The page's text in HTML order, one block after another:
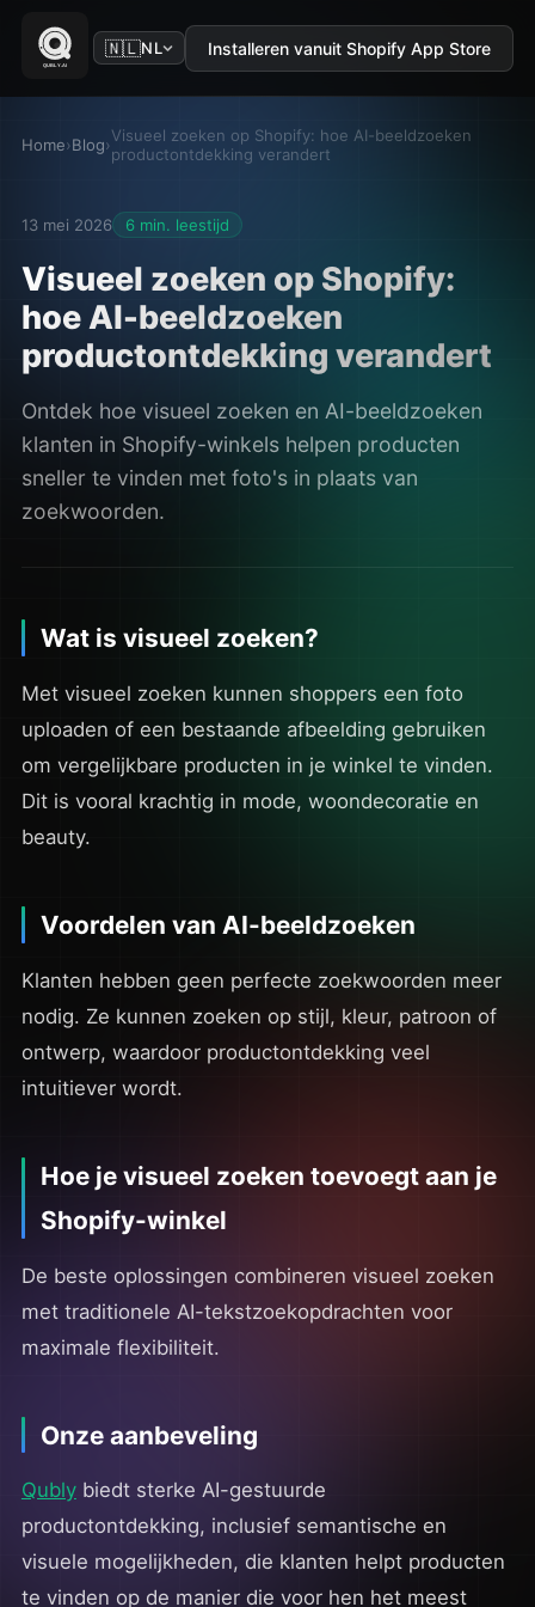
🇳🇱NL Installeren vanuit Shopify App Store
Home›Blog›Visueel zoeken op Shopify: hoe AI-beeldzoeken
productontdekking verandert
13 mei 2026 6 min. leestijd
Visueel zoeken op Shopify:
hoe AI-beeldzoeken
productontdekking verandert
Ontdek hoe visueel zoeken en AI-beeldzoeken
klanten in Shopify-winkels helpen producten
sneller te vinden met foto's in plaats van
zoekwoorden.
Wat is visueel zoeken?
Met visueel zoeken kunnen shoppers een foto
uploaden of een bestaande afbeelding gebruiken
om vergelijkbare producten in je winkel te vinden.
Dit is vooral krachtig in mode, woondecoratie en
beauty.
Voordelen van AI-beeldzoeken
Klanten hebben geen perfecte zoekwoorden meer
nodig. Ze kunnen zoeken op stijl, kleur, patroon of
ontwerp, waardoor productontdekking veel
intuitiever wordt.
Hoe je visueel zoeken toevoegt aan je
Shopify-winkel
De beste oplossingen combineren visueel zoeken
met traditionele AI-tekstzoekopdrachten voor
maximale flexibiliteit.
Onze aanbeveling
Qublybiedt sterke AI-gestuurde
productontdekking, inclusief semantische en
visuele mogelijkheden, die klanten helpt producten
te vinden op de manier die voor hen het meest